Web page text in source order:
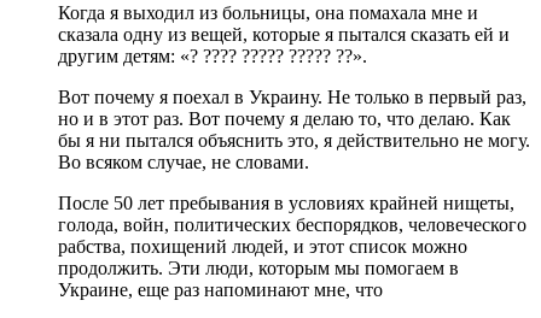
Когда я выходил из больницы, она помахала мне и
сказала одну из вещей, которые я пытался сказать ей и
другим детям: «? ???? ????? ????? ??».
Вот почему я поехал в Украину. Не только в первый раз,
но и в этот раз. Вот почему я делаю то, что делаю. Как
бы я ни пытался объяснить это, я действительно не могу.
Во всяком случае, не словами.
После 50 лет пребывания в условиях крайней нищеты,
голода, войн, политических беспорядков, человеческого
рабства, похищений людей, и этот список можно
продолжить. Эти люди, которым мы помогаем в
Украине, еще раз напоминают мне, что